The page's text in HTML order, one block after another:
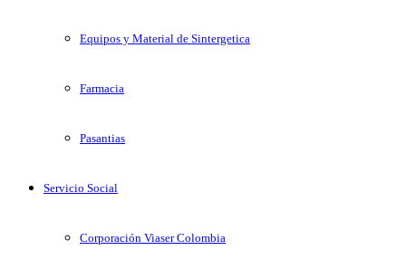
Equipos y Material de Sintergetica
Farmacia
Pasantias
Servicio Social
Corporación Viaser Colombia